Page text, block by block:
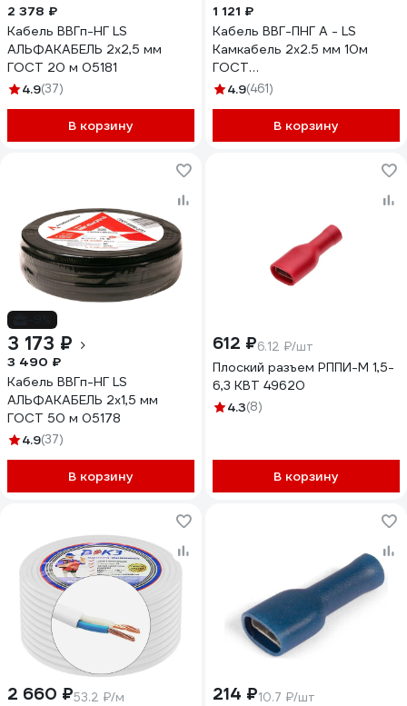
2 378 ₽
Кабель ВВГп-НГ LS
АЛЬФАКАБЕЛЬ 2х2,5 мм
ГОСТ 20 м 05181
4.9(37)
В корзину
1 121 ₽
Кабель ВВГ-ПНГ А - LS
Камкабель 2x2.5 мм 10м
ГОСТ
1157К20HD00070А0010М
4.9(461)
В корзину
3 173 ₽
3 490 ₽
Кабель ВВГп-НГ LS
АЛЬФАКАБЕЛЬ 2х1,5 мм
ГОСТ 50 м 05178
4.9(37)
В корзину
612 ₽6.12 ₽/шт
Плоский разъем РППИ-М 1,5-
6,3 КВТ 49620
4.3(8)
В корзину
2 660 ₽53.2 ₽/м 214 ₽10.7 ₽/шт